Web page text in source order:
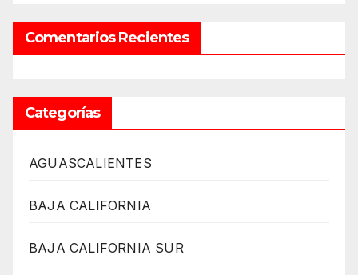
Comentarios Recientes
Categorías
AGUASCALIENTES
BAJA CALIFORNIA
BAJA CALIFORNIA SUR